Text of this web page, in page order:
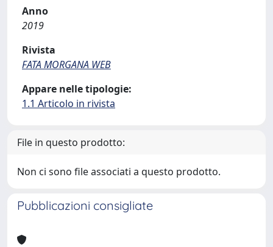
Anno
2019
Rivista
FATA MORGANA WEB
Appare nelle tipologie:
1.1 Articolo in rivista
File in questo prodotto:
Non ci sono file associati a questo prodotto.
Pubblicazioni consigliate